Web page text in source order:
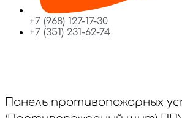
+7 (968) 127-17-30
+7 (351) 231-62-74
Панель противопожарных